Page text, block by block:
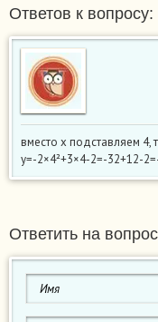
Ответов к вопросу:
вместо х подставляем 4,
у=-2×4²+3×4-2=-32+12-
Ответить на